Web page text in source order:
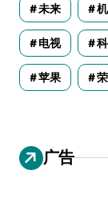
未来
电视
苹果
广告